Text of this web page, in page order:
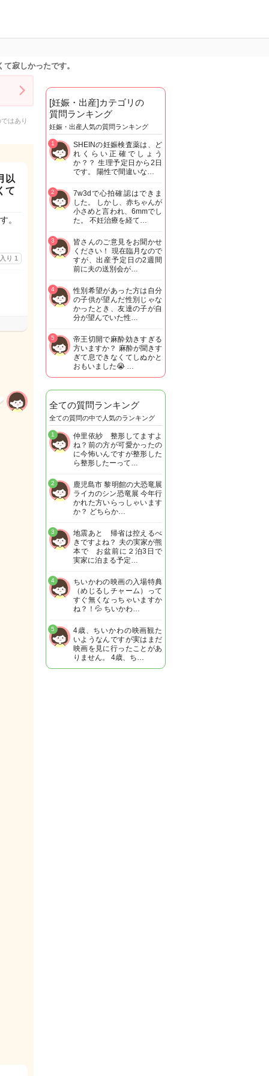
寂しかったです。
はあり
以
て
。
り 1
[妊娠・出産]カテゴリの
質問ランキング
妊娠・出産人気の質問ランキング
SHEINの妊娠検査薬は、ど
れくらい正確でしょう
か？？ 生理予定日から2日
です。 陽性で間違いな…
1
7w3dで心拍確認はできま
した。 しかし、赤ちゃんが
小さめと言われ、6mmでし
た。 不妊治療を経て…
2
皆さんのご意見をお聞かせ
ください！ 現在臨月なので
すが、出産予定日の2週間
前に夫の送別会が…
3
性別希望があった方は自分
の子供が望んだ性別じゃな
かったとき、友達の子が自
分が望んでいた性…
4
帝王切開で麻酔効きすぎる
方いますか？ 麻酔が聞きす
ぎて息できなくてしぬかと
おもいました😭 …
5
全ての質問ランキング
全ての質問の中で人気のランキング
仲里依紗 整形してますよ
ね？前の方が可愛かったの
に今怖いんですが整形した
ら整形したーって…
1
鹿児島市 黎明館の大恐竜展
ライカのシン恐竜展 今年行
かれた方いらっしゃいます
か？ どちらか…
2
地震あと 帰省は控えるべ
きですよね？ 夫の実家が熊
本で お盆前に２泊3日で
実家に泊まる予定…
3
ちいかわの映画の入場特典
（めじるしチャーム）って
すぐ無くなっちゃいますか
ね？！💦 ちいかわ…
4
4歳、ちいかわの映画観た
いようなんですが実はまだ
映画を見に行ったことがあ
りません。 4歳、ち…
5